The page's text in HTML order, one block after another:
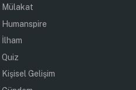
Mülakat
Humanspire
İlham
Quiz
Kişisel Gelişim